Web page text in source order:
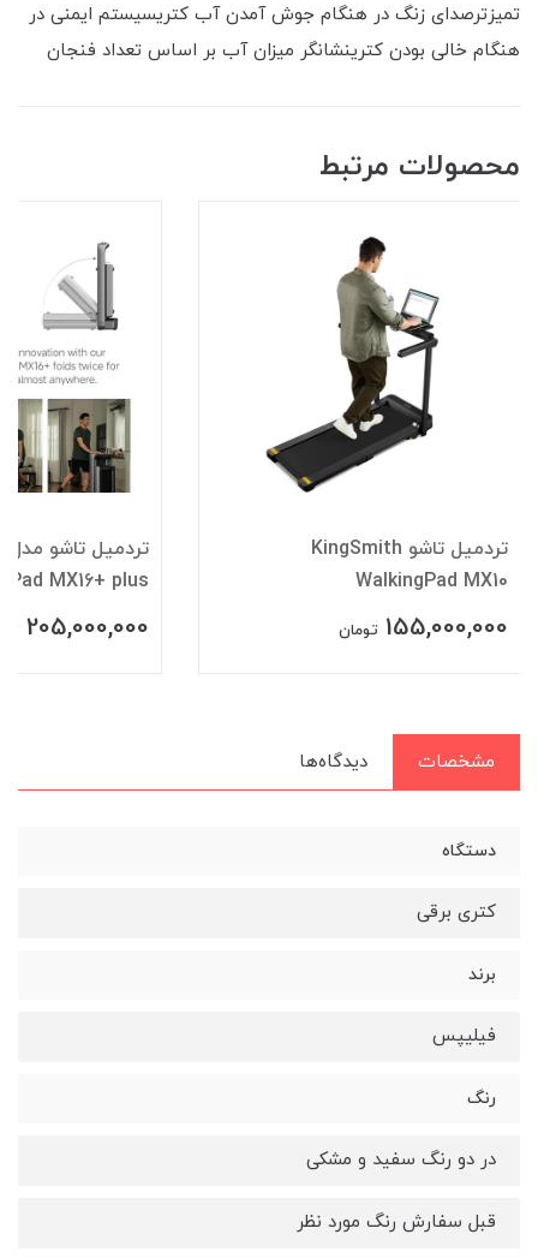
تمیزترصدای زنگ در هنگام جوش آمدن آب کتریسیستم ایمنی در
هنگام خالی بودن کترینشانگر میزان آب بر اساس تعداد فنجان
محصولات مرتبط
تردمیل تاشو KingSmith
WalkingPad MX10
155,000,000 تومان
MX16+ plus
205,000,000
مشخصات دیدگاه‌ها
دستگاه
کتری برقی
برند
فیلیپس
رنگ
در دو رنگ سفید و مشکی
قبل سفارش رنگ مورد نظر